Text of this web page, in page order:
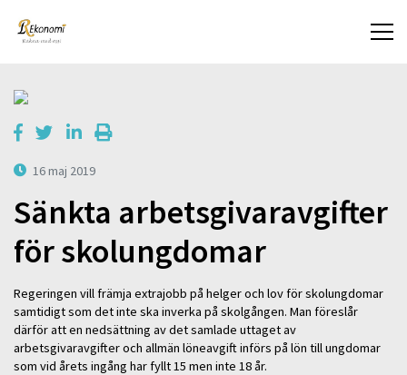
16 maj 2019
Sänkta arbetsgivaravgifter
för skolungdomar
Regeringen vill främja extrajobb på helger och lov för skolungdomar
samtidigt som det inte ska inverka på skolgången. Man föreslår
därför att en nedsättning av det samlade uttaget av
arbetsgivaravgifter och allmän löneavgift införs på lön till ungdomar
som vid årets ingång har fyllt 15 men inte 18 år.